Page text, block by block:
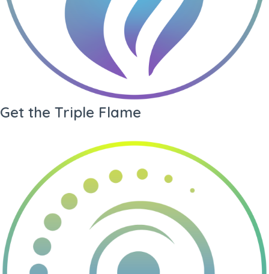
Get the Triple Flame